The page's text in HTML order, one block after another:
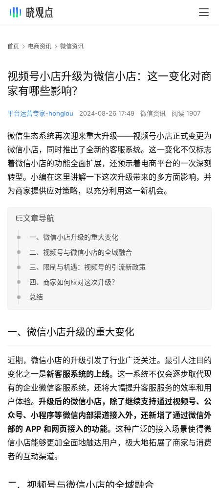
首页 电商资讯 微信资讯
视频号小店升级为微信小店：这一变化对商
家有哪些影响？
平台运营专家-honglou 2024-08-26 17:49 微信资讯 阅读 1907
微信生态系统再次迎来重大升级——视频号小店正式变更为
微信小店，同时推出了全新的客服系统。这一变化不仅标志
着微信小店的功能全面扩展，还预示着电商平台的一次深刻
转型。小编在这里讲解一下这次升级带来的多方面影响，并
为商家提供应对策略，以充分利用这一新机会。
文章导航
一、微信小店升级的重大变化
二、视频号与微信小店的全域融合
三、限制与机遇：视频号的引流新政策
四、商家如何应对这次升级？
总结
一、微信小店升级的重大变化
近期，微信小店的升级引发了行业广泛关注。最引人注目的
变化之一是新客服系统的上线。这一系统不仅会逐步取代现
有的企业微信客服系统，还将大幅提升客服服务的效率和用
户体验。升级后的微信小店，除了继续支持通过视频号、公
众号、小程序等微信内部渠道接入外，还新增了通过微信外
部的 APP 和网页接入的功能。这种广泛的接入场景使得微
信小店能够更加全面地触达用户，极大地拓展了商家与消费
者的互动渠道。
二、视频号与微信小店的全域融合